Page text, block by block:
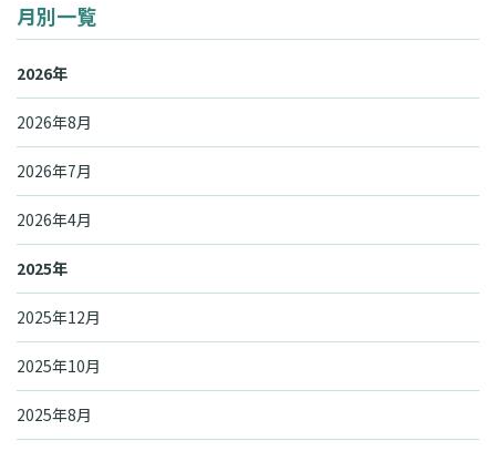
月別一覧
2026年
2026年8月
2026年7月
2026年4月
2025年
2025年12月
2025年10月
2025年8月